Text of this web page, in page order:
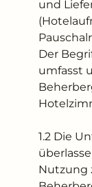
und
Der
umfasst
1.2 Die
Nutzung